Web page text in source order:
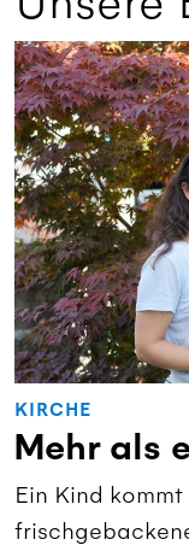
KIRCHE
Mehr als
Ein Kind